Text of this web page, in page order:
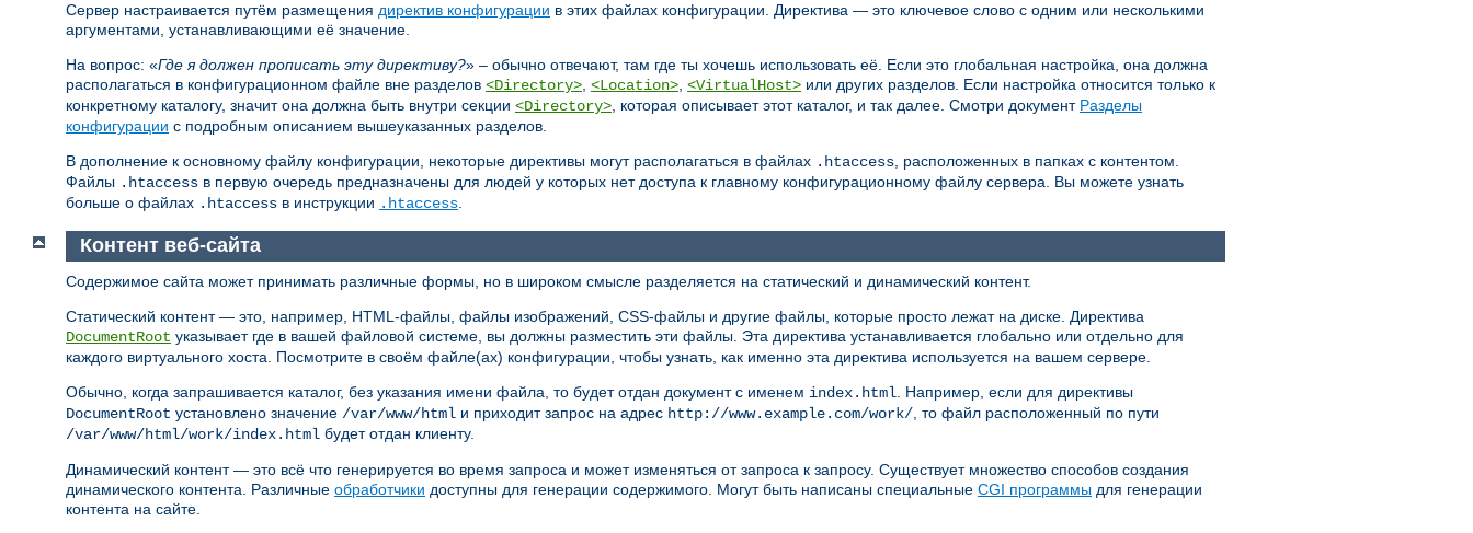
Сервер настраивается путём размещения директив конфигурации в этих файлах конфигурации. Директива — это ключевое слово с одним или несколькими
аргументами, устанавливающими её значение.
На вопрос: «Где я должен прописать эту директиву?» – обычно отвечают, там где ты хочешь использовать её. Если это глобальная настройка, она должна
располагаться в конфигурационном файле вне разделов <Directory>, <Location>, <VirtualHost> или других разделов. Если настройка относится только к
конкретному каталогу, значит она должна быть внутри секции <Directory>, которая описывает этот каталог, и так далее. Смотри документ Разделы
конфигурации с подробным описанием вышеуказанных разделов.
В дополнение к основному файлу конфигурации, некоторые директивы могут располагаться в файлах .htaccess, расположенных в папках с контентом.
Файлы .htaccess в первую очередь предназначены для людей у которых нет доступа к главному конфигурационному файлу сервера. Вы можете узнать
больше о файлах .htaccess в инструкции .htaccess.
Контент веб-сайта
Содержимое сайта может принимать различные формы, но в широком смысле разделяется на статический и динамический контент.
Статический контент — это, например, HTML-файлы, файлы изображений, CSS-файлы и другие файлы, которые просто лежат на диске. Директива
DocumentRoot указывает где в вашей файловой системе, вы должны разместить эти файлы. Эта директива устанавливается глобально или отдельно для
каждого виртуального хоста. Посмотрите в своём файле(ах) конфигурации, чтобы узнать, как именно эта директива используется на вашем сервере.
Обычно, когда запрашивается каталог, без указания имени файла, то будет отдан документ с именем index.html . Например, если для директивы
DocumentRoot установлено значение /var/www/html и приходит запрос на адрес http://www.example.com/work/ , то файл расположенный по пути
/var/www/html/work/index.html будет отдан клиенту.
Динамический контент — это всё что генерируется во время запроса и может изменяться от запроса к запросу. Существует множество способов создания
динамического контента. Различные обработчики доступны для генерации содержимого. Могут быть написаны специальные CGI программы для генерации
контента на сайте.